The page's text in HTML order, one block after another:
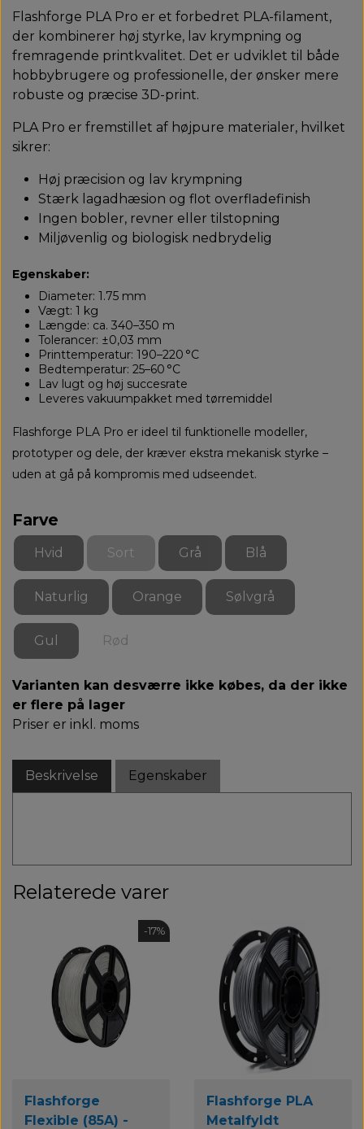
Flashforge PLA Pro er et forbedret PLA-filament,
der kombinerer høj styrke, lav krympning og
fremragende printkvalitet. Det er udviklet til både
hobbybrugere og professionelle, der ønsker mere
robuste og præcise 3D-print.
PLA Pro er fremstillet af højpure materialer, hvilket
sikrer:
Høj præcision og lav krympning
Stærk lagadhæsion og flot overfladefinish
Ingen bobler, revner eller tilstopning
Miljøvenlig og biologisk nedbrydelig
Egenskaber:
Diameter: 1.75 mm
Vægt: 1 kg
Længde: ca. 340–350 m
Tolerancer: ±0,03 mm
Printtemperatur: 190–220 °C
Bedtemperatur: 25–60 °C
Lav lugt og høj succesrate
Leveres vakuumpakket med tørremiddel
Flashforge PLA Pro er ideel til funktionelle modeller,
prototyper og dele, der kræver ekstra mekanisk styrke –
uden at gå på kompromis med udseendet.
Farve
Hvid Sort Grå Blå
Naturlig Orange Sølvgrå
Gul Rød
Varianten kan desværre ikke købes, da der ikke
er flere på lager
Priser er inkl. moms
Beskrivelse Egenskaber
Relaterede varer
-17%
Flashforge
Flexible (85A) -
Flashforge PLA
Metalfyldt